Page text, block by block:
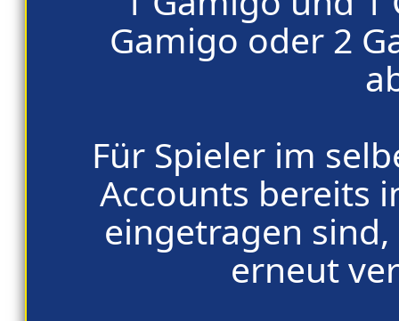
Gamigo oder 2
Für Spieler im
Accounts bereits
eingetragen
erneut